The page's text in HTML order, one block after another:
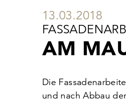
13.03.2018
AM
Die
und nach Abbau